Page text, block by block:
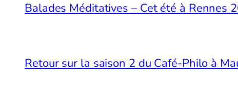
Balades Méditatives – Cet été à Rennes
Retour sur la saison 2 du Café-Philo à